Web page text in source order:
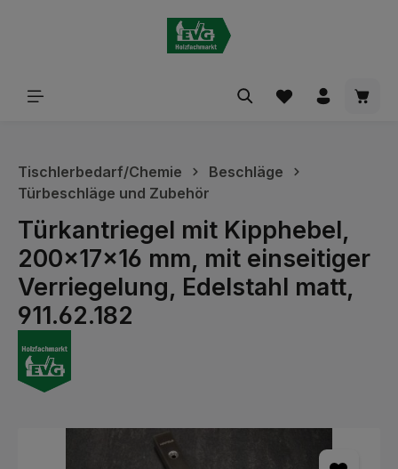
Tischlerbedarf/Chemie
Beschläge
Türbeschläge und Zubehör
Türkantriegel mit Kipphebel,
200x17x16 mm, mit einseitiger
Verriegelung, Edelstahl matt,
911.62.182
Bildergalerie überspringen